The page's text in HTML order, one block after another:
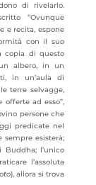
di rivelarlo.
“Ovunque
e recita, espone
con il suo
copia di questo
albero, in un
in un’aula di
terre selvagge,
ad esso”,
persone che
predicate nel
esisterà;
l’unico
l’assoluta
), allora si trova